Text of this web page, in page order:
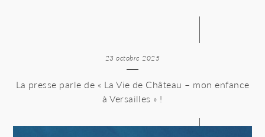
23 octobre 2025
La presse parle de « La Vie de Château – mon enfance
à Versailles » !